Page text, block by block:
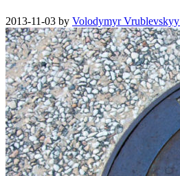
2013-11-03 by Volodymyr Vrublevskyy